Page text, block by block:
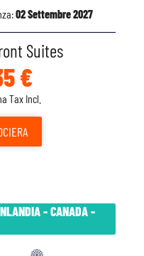
02 Settembre 2027
Suites
€
Tax Incl.
- CANADA -